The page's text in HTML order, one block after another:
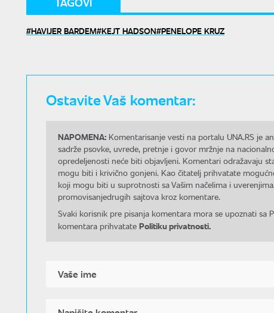
HAVIJER BARDEM KEJT HADSON PENELOPE KRUZ
Ostavite Vaš komentar:
NAPOMENA: Komentarisanje vesti na portalu UNA.RS je
sadrže psovke, uvrede, pretnje i govor mržnje na
opredeljenosti neće biti objavljeni. Komentari odražavaju
mogu biti i krivično gonjeni. Kao čitatelj prihvatate
koji mogu biti u suprotnosti sa Vašim načelima i
promovisanjedrugih sajtova kroz komentare.
Svaki korisnik pre pisanja komentara mora se upoznati sa
komentara prihvatate Politiku privatnosti.